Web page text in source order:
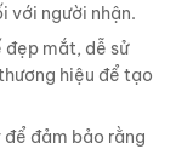
với người nhận.
đẹp mắt, dễ sử
hiệu để tạo
để đảm bảo rằng